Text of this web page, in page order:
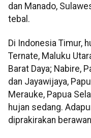
dan Manado,
tebal.
Di Indonesia Timur,
Ternate, Maluku
Barat Daya; Nabire,
dan Jayawijaya,
Merauke, Papua
hujan sedang.
diprakirakan